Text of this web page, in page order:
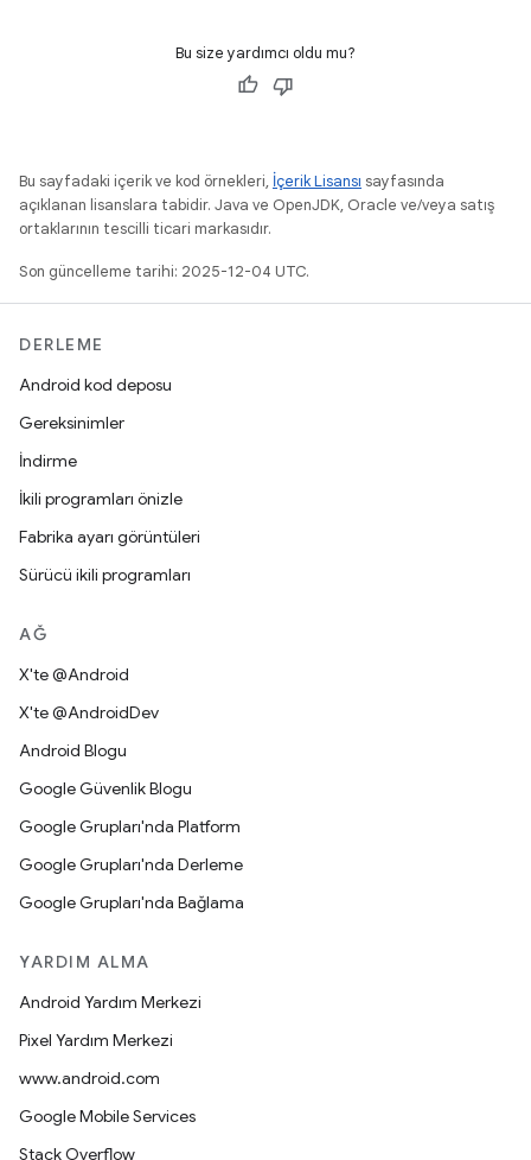
Bu size yardımcı oldu mu?
Bu sayfadaki içerik ve kod örnekleri, İçerik Lisansı sayfasında
açıklanan lisanslara tabidir. Java ve OpenJDK, Oracle ve/veya satış
ortaklarının tescilli ticari markasıdır.
Son güncelleme tarihi: 2025-12-04 UTC.
DERLEME
Android kod deposu
Gereksinimler
İndirme
İkili programları önizle
Fabrika ayarı görüntüleri
Sürücü ikili programları
AĞ
X'te @Android
X'te @AndroidDev
Android Blogu
Google Güvenlik Blogu
Google Grupları'nda Platform
Google Grupları'nda Derleme
Google Grupları'nda Bağlama
YARDIM ALMA
Android Yardım Merkezi
Pixel Yardım Merkezi
www.android.com
Google Mobile Services
Stack Overflow